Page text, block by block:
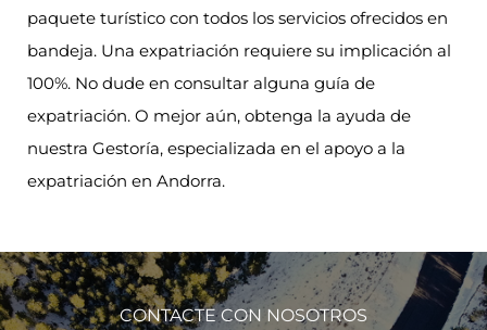
paquete turístico con todos los servicios ofrecidos en
bandeja. Una expatriación requiere su implicación al
100%. No dude en consultar alguna guía de
expatriación. O mejor aún, obtenga la ayuda de
nuestra Gestoría, especializada en el apoyo a la
expatriación en Andorra.
CONTACTE CON NOSOTROS